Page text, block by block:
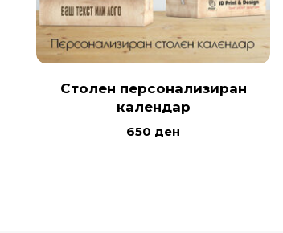
Столен персонализиран
календар
650 ден